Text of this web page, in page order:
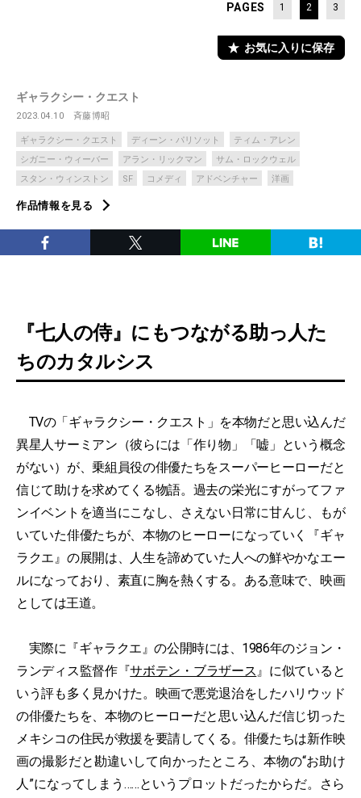
PAGES 1 2 3
お気に入りに保存
ギャラクシー・クエスト
2023.04.10 斉藤博昭
ギャラクシー・クエスト ディーン・パリソット
ティム・アレン
シガニー・ウィーバー
アラン・リックマン
サム・ロックウェル
スタン・ウィンストン
SF コメディ アドベンチャー 洋画
作品情報を見る
『七人の侍』にもつながる助っ人た
ちのカタルシス
TVの「ギャラクシー・クエスト」を本物だと思い込んだ
異星人サーミアン（彼らには「作り物」「嘘」という概念
がない）が、乗組員役の俳優たちをスーパーヒーローだと
信じて助けを求めてくる物語。過去の栄光にすがってファ
ンイベントを適当にこなし、さえない日常に甘んじ、もが
いていた俳優たちが、本物のヒーローになっていく『ギャ
ラクエ』の展開は、人生を諦めていた人への鮮やかなエー
ルになっており、素直に胸を熱くする。ある意味で、映画
としては王道。
実際に『ギャラクエ』の公開時には、1986年のジョン・
ランディス監督作『サボテン・ブラザース』に似ていると
いう評も多く見かけた。映画で悪党退治をしたハリウッド
の俳優たちを、本物のヒーローだと思い込んだ信じ切った
メキシコの住民が救援を要請してくる。俳優たちは新作映
画の撮影だと勘違いして向かったところ、本物の“お助け
人”になってしまう……というプロットだったからだ。さら